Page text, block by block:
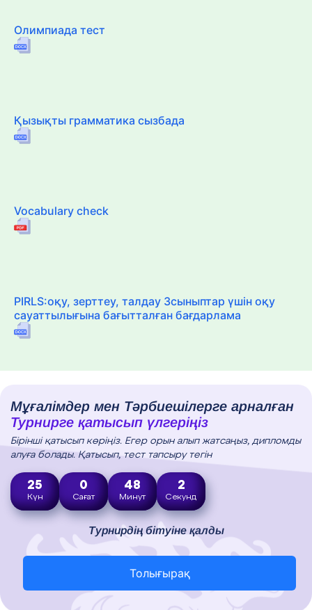
Олимпиада тест
Қызықты грамматика сызбада
Vocabulary check
PIRLS:оқу, зерттеу, талдау 3сыныптар үшін оқу
сауаттылығына бағытталған бағдарлама
Мұғалімдер мен Тәрбиешілерге арналған
Турнирге қатысып үлгеріңіз
Бірінші қатысып көріңіз. Егер орын алып жатсаңыз, дипломды
алуға болады. Қатысып, тест тапсыру тегін
25
Күн
0
Сағат
48
Минут
0
Секунд
Турнирдің бітуіне қалды
Толығырақ